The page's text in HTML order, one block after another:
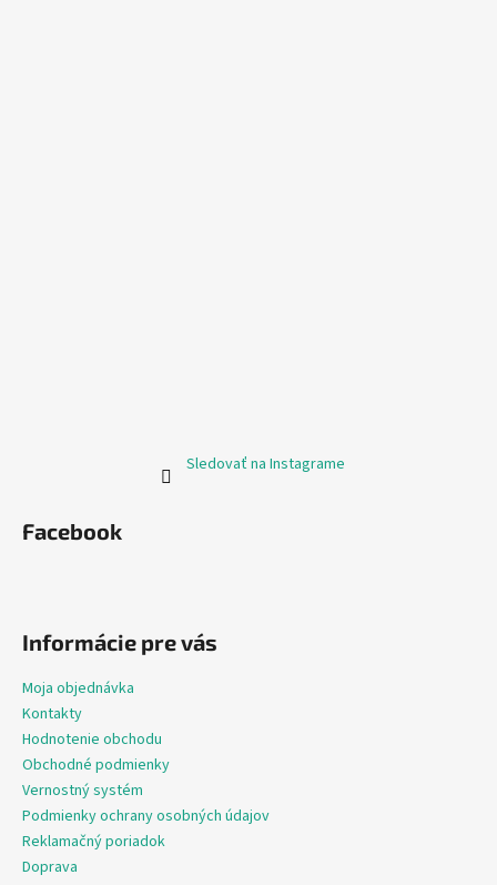
Sledovať na Instagrame
Facebook
Informácie pre vás
Moja objednávka
Kontakty
Hodnotenie obchodu
Obchodné podmienky
Vernostný systém
Podmienky ochrany osobných údajov
Reklamačný poriadok
Doprava